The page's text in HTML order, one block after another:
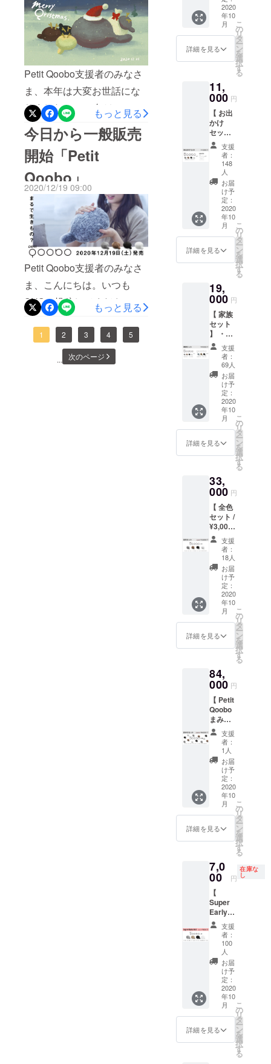
ほどアプリ内の植物が成長
するなど楽しく使い続けて
いただけます。「mizlog」
は8/6（水）23:59（日本時
間）までクラウドファン
ディングに挑戦していま
す！たくさんの応援をお待
ちしております。■クラウド
ファンディング概要期
間：〜2025年8月6日
(水)URL：
https://kibidango.com/2784ht
tps://greenfunding.jp/lab/proj
ects/8908mizlog公式サイ
ト：
https://www.zojirushi.co.jp/lif
e/mizlog/今後ともPetit
Qooboとユカイ工学、 そし
てmizlogをよろしくお願い
いたします。Petit Qoobo開
発チーム一同
Kibidango(きびだんご)、
GREEN FUNDINGというプ
ラットフォームでのクラウ
ドファンディング実施して
おります。皆様からのプロ
ジェクトの応援を心よりお
待ちしております。「猫舌
ふーふー」クラウドファン
ディング概要期間：2025年
4月15日（火）～5月29日
（木）45日間プラット
フォーム：Kibidango(きび
だんご) ：
https://kibidango.com/2749G
REEN FUNDING ：
https://greenfunding.jp/lab/pr
ojects/8838あなたのかわり
に、ふーふーする。「猫舌
ふーふー」とは？食器のフ
チにつかまって、熱い食べ
ものや飲みものを「ふー
ふー」してくれる小さなロ
いロボットクッション
「fufuly」が誕生します。呼
吸するクッション「fufuly」
は、抱きかかえて使うロ
ボットクッションです。ま
るで呼吸をするように膨ら
んだり縮んだりするテクノ
ロジーを活用し、JT、博報
堂、ユカイ工学が開発、商
品化を目指すプロジェクト
から生まれました。多忙な
現代人は日常的に心身のス
トレスを抱えています。現
代社会を生きる人々にもっ
と休息や休憩を意識し、促
したいとの考えから、ゆっ
たりとした気分に寄り添
い、自然と深呼吸をしたく
なるようなプロダクトがで
きないかと考えました。
「fufuly」は12/5（火）
Petit Qoobo支援者のみなさ
ま、本年は大変お世話にな
りました。2020年は、3
月〜5月にかけてクラウド
ファンディングを行い、み
なさまのご支援のおかげで
12月に無事にPetit Qooboが
誕生することができ、
Qooboと私たちユカイ工学
にとって非常に大きな一年
となりました。たくさんの
あたたかいご支援とご声援
をいただき、本当にありが
とうございました。来年も
どうぞPetit QooboとQoobo
をよろしくお願いします。
よいお年をお迎えくださ
い。Petit Qooboが届いてい
もっと見る
今日から一般販売
開始「Petit
Qoobo」
2020/12/19 09:00
Petit Qoobo支援者のみなさ
ま、こんにちは。いつも
SNSに投稿してくださって
いるPetit Qoobo到着報告
や、一緒に生活されている
様子を拝見させていただい
もっと見る
1 2 3 4 5
... 次のページ
「Qoobo」
や「Petit
Qoobo」、
キッズデザ
イン賞を受
生ロボコン
公式キット
「ユカイな
生きものロ
ボットキッ
ト」などの
教育キット
シリーズ
「kurikit」、
やみつき体
感ロボット
「甘噛みハ
ムハム」、
脳波で動く
」がありま
ます。
グリ
（灰）
マロン
（茶）
ブラン
（白）
からお
好きな
カラー
のPetit
Qoobo
をお選
びくだ
さい。
※送料・
税込
2020
年10
月
詳細を見る
こ
の
リ
タ
ー
ン
を
選
択
す
る
11,
000 円
【 お出
かけ
セット
】 ・
Petit
Qoobo
× 1 ・
Petit
Qoobo
ロゴ入
りサ
コッ
シュ ×
1
Petit
Petit
Qoobo
がすっ
ぽり入
るロゴ
入りサ
コッ
シュを1
個お送
りしま
す。グ
（灰）
マロン
（茶）
ノワー
ル
からお
好きな
カラー
のPetit
Qoobo
をお選
びくだ
さい。
※送料・
税込
支援
者：
148
人
お届
け予
定：
2020
年10
月
詳細を見る
こ
の
リ
タ
ー
ン
を
選
択
す
る
19,
000 円
【 家族
セット
】 ・
Petit
Qoobo
× 1 ・
Qoobo
Petit
Qoobo1
匹と
Qoobo1
匹をお
送りし
ます。
Petit
はグリ
（灰）
マロン
（茶）
ノワー
ル
（黒）
ブラン
（白）
の4色か
ら、
Qoobo
はハス
キーグ
レー、
フレン
チブラ
ラック
の3色か
らお好
きなカ
ラーを
お選び
くださ
い。 ※
送料・
税込
支援
者：
69人
お届
け予
定：
2020
年10
月
詳細を見る
こ
の
リ
タ
ー
ン
を
選
択
す
る
33,
000 円
【 全色
セット /
¥3,000
割引 】
・Petit
Qoobo
× 4 （各
色1匹）
グリ
（灰）
マロン
（茶）
ノワー
ル
（黒）
ブラン
の4色の
Petit
Qoobo
をそれ
ぞれ1匹
ずつお
送りし
ます。
Standar
dより
も、
¥3,000
お得で
す。 ※
送料・
税込
支援
者：
18人
お届
け予
定：
2020
年10
月
詳細を見る
こ
の
リ
タ
ー
ン
を
選
択
す
る
84,
000 円
【 Petit
Qoobo
まみれ
セット /
¥24,000
割引 】
・Petit
Qoobo
12（各
色3匹）
Petit
Qoobo
を12匹
お送り
しま
リ
（灰）
マロン
（茶）
ノワー
ル
（黒）
ブラン
（白）
の4色の
Petit
Qoobo
をそれ
ぞれ3匹
ずつ。
たくさ
んの
Petit
支援
者：
1人
お届
け予
定：
2020
年10
月
詳細を見る
こ
の
リ
タ
ー
ン
を
選
択
す
る
7,0
00 円
在庫な
し
【
Super
Early
Bird / 先
着100名
/ ¥2,000
割引 】
・Petit
Qoobo
Petit
Qoobo
を1匹お
送りし
ます。
支援
者：
100
人
お届
け予
定：
2020
年10
月
詳細を見る
こ
の
リ
タ
ー
ン
を
選
択
す
る